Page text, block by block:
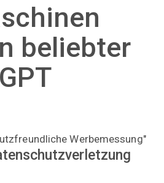
beliebter
Werbemessung"